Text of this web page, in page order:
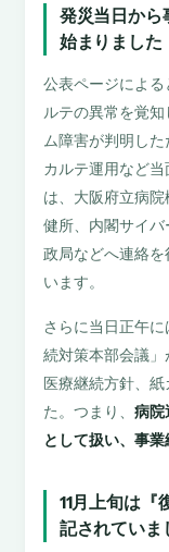
発災当日から
始まりました
公表ページによる
ルテの異常を覚
ム障害が判明し
カルテ運用など
は、大阪府立病
健所、内閣サイ
政局などへ連絡
います。
さらに当日正午
続対策本部会議
医療継続方針、
た。つまり、病院
として扱い、事
11月上旬は『
記されていま